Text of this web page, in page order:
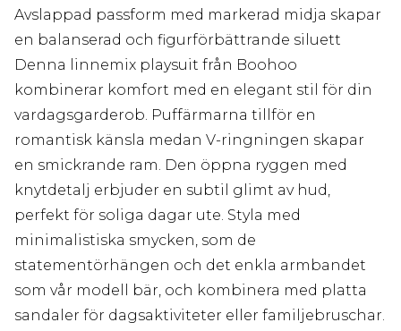
Avslappad passform med markerad midja skapar
en balanserad och figurförbättrande siluett
Denna linnemix playsuit från Boohoo
kombinerar komfort med en elegant stil för din
vardagsgarderob. Puffärmarna tillför en
romantisk känsla medan V-ringningen skapar
en smickrande ram. Den öppna ryggen med
knytdetalj erbjuder en subtil glimt av hud,
perfekt för soliga dagar ute. Styla med
minimalistiska smycken, som de
statementörhängen och det enkla armbandet
som vår modell bär, och kombinera med platta
sandaler för dagsaktiviteter eller familjebruschar.